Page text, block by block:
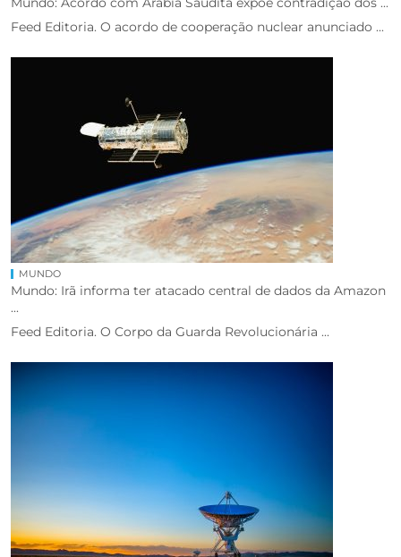
Feed Editoria. O acordo de cooperação nuclear anunciado ...
MUNDO
Mundo: Irã informa ter atacado central de dados da Amazon
...
Feed Editoria. O Corpo da Guarda Revolucionária ...